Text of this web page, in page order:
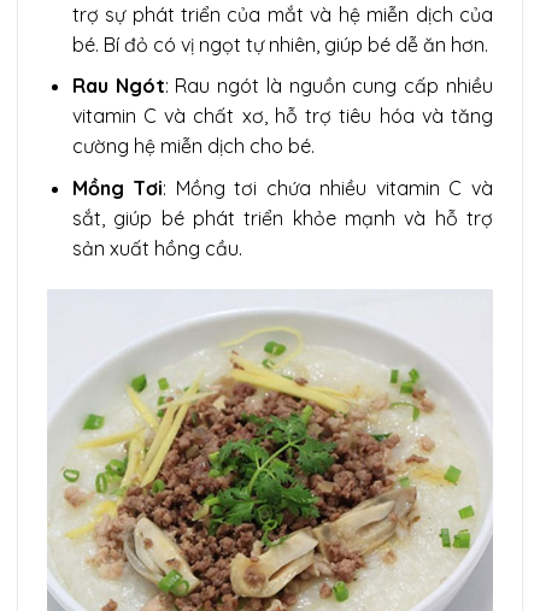
trợ sự phát triển của mắt và hệ miễn dịch của
bé. Bí đỏ có vị ngọt tự nhiên, giúp bé dễ ăn hơn.
Rau Ngót: Rau ngót là nguồn cung cấp nhiều
vitamin C và chất xơ, hỗ trợ tiêu hóa và tăng
cường hệ miễn dịch cho bé.
Mồng Tơi: Mồng tơi chứa nhiều vitamin C và
sắt, giúp bé phát triển khỏe mạnh và hỗ trợ
sản xuất hồng cầu.